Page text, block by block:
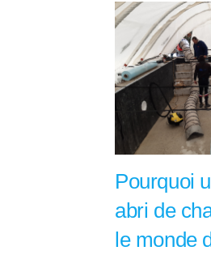
Pourquoi
abri de
le monde